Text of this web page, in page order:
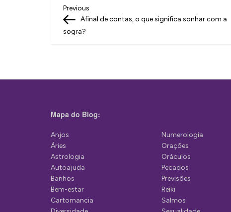
N
a
g
ç
o
d
e
P
Previous
Post
Previous
Afinal de contas, o que significa sonhar com a
sogra?
Mapa do Blog:
Anjos
Áries
Astrologia
Autoajuda
Banhos
Bem-estar
Cartomancia
Numerologia
Orações
Oráculos
Pecados
Previsões
Reiki
Salmos